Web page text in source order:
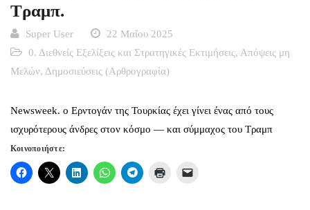
Τραμπ.
Super User
22 Μαΐου 2025
0. Διεθνείς Εξελίξεις και Στρατηγικές Εκτιμήσεις, Απόψεις μη
Μελών, Δημοσιεύσεις (Αρθρογραφία)
Newsweek. ο Ερντογάν της Τουρκίας έχει γίνει ένας από τους
ισχυρότερους άνδρες στον κόσμο — και σύμμαχος του Τραμπ
Κοινοποιήστε: